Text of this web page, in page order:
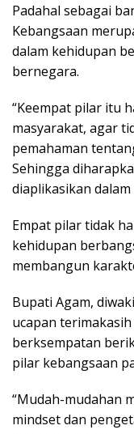
Padahal sebagai
Kebangsaan
dalam kehidupan
bernegara.
“Keempat pilar itu
masyarakat, agar
pemahaman
Sehingga
diaplikasikan
Empat pilar tidak
kehidupan
membangun
Bupati Agam,
ucapan
berksempatan
pilar kebangsaan
“Mudah-mudahan
mindset dan